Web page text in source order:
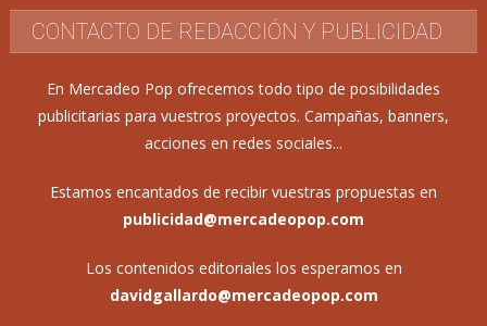
CONTACTO DE REDACCIÓN Y PUBLICIDAD
En Mercadeo Pop ofrecemos todo tipo de posibilidades
publicitarias para vuestros proyectos. Campañas, banners,
acciones en redes sociales...
Estamos encantados de recibir vuestras propuestas en
publicidad@mercadeopop.com
Los contenidos editoriales los esperamos en
davidgallardo@mercadeopop.com